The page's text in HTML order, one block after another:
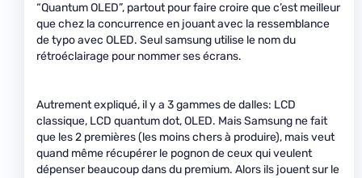
“Quantum OLED”, partout pour faire croire que c’est meilleur
que chez la concurrence en jouant avec la ressemblance
de typo avec OLED. Seul samsung utilise le nom du
rétroéclairage pour nommer ses écrans.
Autrement expliqué, il y a 3 gammes de dalles: LCD
classique, LCD quantum dot, OLED. Mais Samsung ne fait
que les 2 premières (les moins chers à produire), mais veut
quand même récupérer le pognon de ceux qui veulent
dépenser beaucoup dans du premium. Alors ils jouent sur le